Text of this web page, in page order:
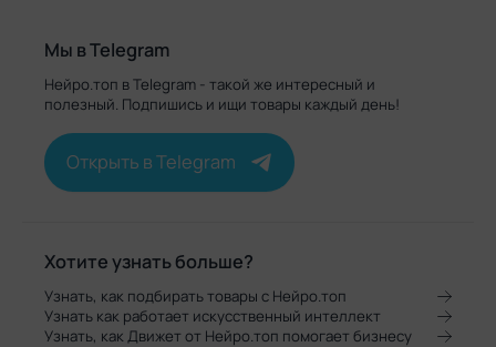
Мы в Telegram
Нейро.топ в Telegram - такой же интересный и
полезный. Подпишись и ищи товары каждый день!
Открыть в Telegram
Хотите узнать больше?
Узнать, как подбирать товары с Нейро.топ
Узнать как работает искусственный интеллект
Узнать, как Движет от Нейро.топ помогает бизнесу